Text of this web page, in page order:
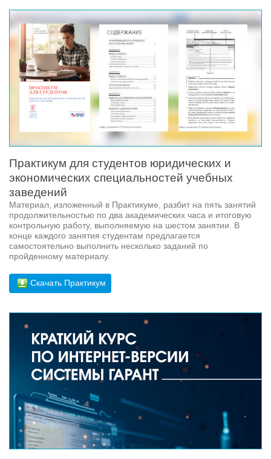
Практикум для студентов юридических и
экономических специальностей учебных
заведений
Материал, изложенный в Практикуме, разбит на пять занятий
продолжительностью по два академических часа и итоговую
контрольную работу, выполняемую на шестом занятии. В
конце каждого занятия студентам предлагается
самостоятельно выполнить несколько заданий по
пройденному материалу.
Скачать Практикум